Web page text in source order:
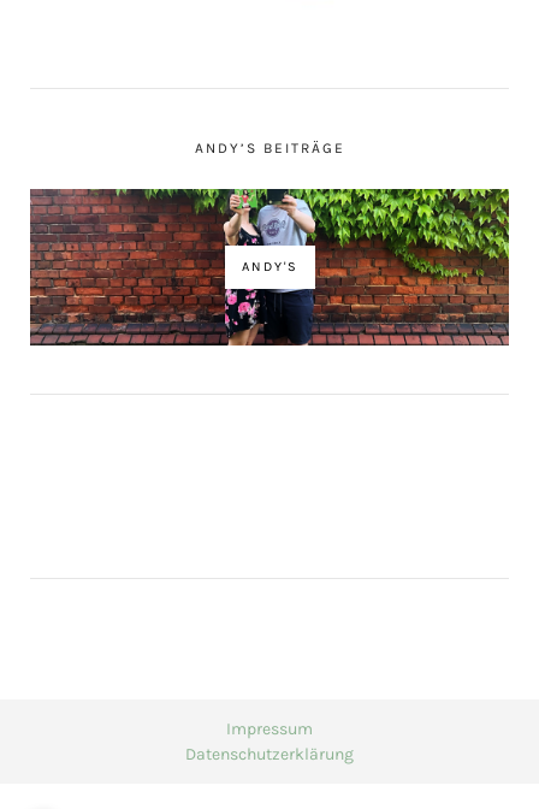
ANDY’S BEITRÄGE
ANDY'S
Impressum
Datenschutzerklärung